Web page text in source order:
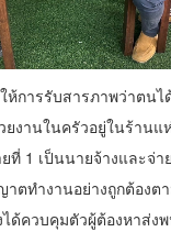
ห้การรับสารภาพว่าตนไ
งานในครัวอยู่ในร้านแ
ที่ 1 เป็นนายจ้างและจ่า
ตทำงานอย่างถูกต้องต
ด้ควบคุมตัวผู้ต้องหาส่ง